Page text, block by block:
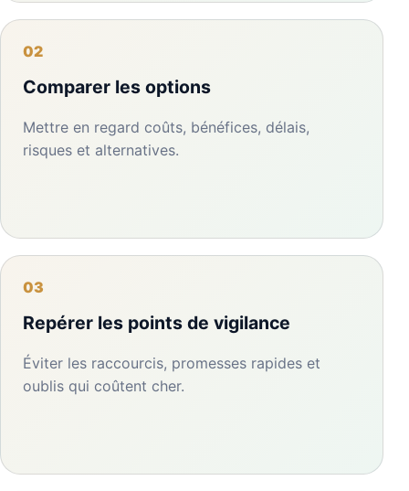
02
Comparer les options
Mettre en regard coûts, bénéfices, délais,
risques et alternatives.
03
Repérer les points de vigilance
Éviter les raccourcis, promesses rapides et
oublis qui coûtent cher.